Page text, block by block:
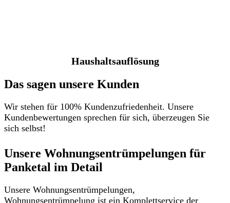
Haushaltsauflösung
Das sagen unsere Kunden
Wir stehen für 100% Kundenzufriedenheit. Unsere
Kundenbewertungen sprechen für sich, überzeugen Sie
sich selbst!
Unsere Wohnungsentrümpelungen für
Panketal im Detail​
Unsere Wohnungsentrümpelungen,
Wohnungsentrümpelung ist ein Komplettservice der